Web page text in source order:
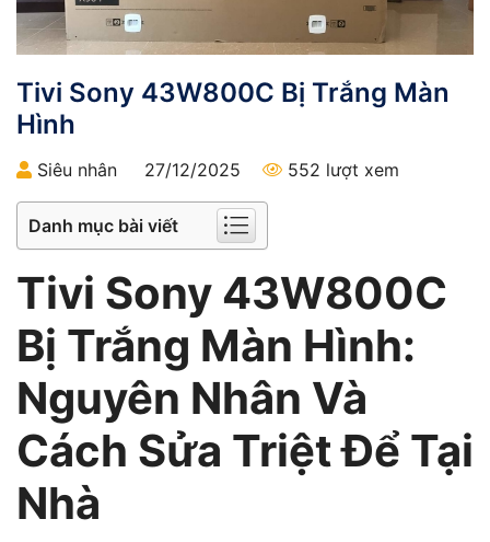
Tivi Sony 43W800C Bị Trắng Màn
Hình
Siêu nhân 27/12/2025 552 lượt xem
Danh mục bài viết
Tivi Sony 43W800C
Bị Trắng Màn Hình:
Nguyên Nhân Và
Cách Sửa Triệt Để Tại
Nhà